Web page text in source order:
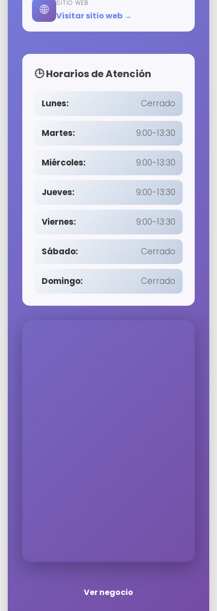
🌐 SITIO WEB
Visitar sitio web →
🕒 Horarios de Atención
Lunes: Cerrado
Martes: 9:00-13:30
Miércoles: 9:00-13:30
Jueves: 9:00-13:30
Viernes: 9:00-13:30
Sábado: Cerrado
Domingo: Cerrado
Ver negocio